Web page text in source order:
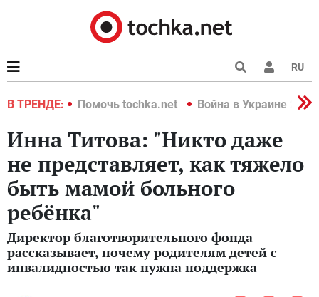
RU
В ТРЕНДЕ:
2022 Помочь tochka.net Война в Украине 2022
Инна Титова: "Никто даже
не представляет, как тяжело
быть мамой больного
ребёнка"
Директор благотворительного фонда
рассказывает, почему родителям детей с
инвалидностью так нужна поддержка